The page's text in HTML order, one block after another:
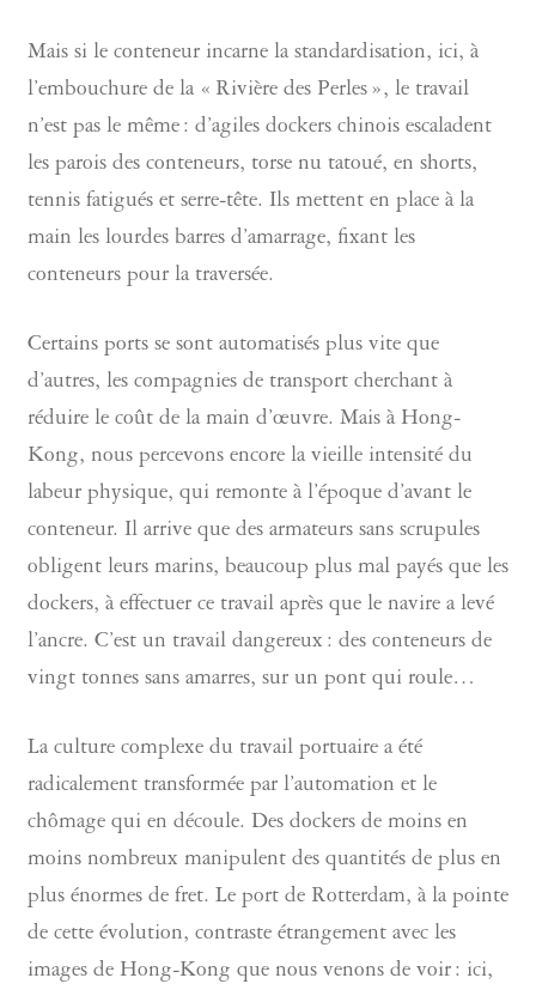
Mais si le conteneur incarne la standardisation, ici, à
l’embouchure de la « Rivière des Perles », le travail
n’est pas le même : d’agiles dockers chinois escaladent
les parois des conteneurs, torse nu tatoué, en shorts,
tennis fatigués et serre-tête. Ils mettent en place à la
main les lourdes barres d’amarrage, fixant les
conteneurs pour la traversée.
Certains ports se sont automatisés plus vite que
d’autres, les compagnies de transport cherchant à
réduire le coût de la main d’œuvre. Mais à Hong-
Kong, nous percevons encore la vieille intensité du
labeur physique, qui remonte à l’époque d’avant le
conteneur. Il arrive que des armateurs sans scrupules
obligent leurs marins, beaucoup plus mal payés que les
dockers, à effectuer ce travail après que le navire a levé
l’ancre. C’est un travail dangereux : des conteneurs de
vingt tonnes sans amarres, sur un pont qui roule…
La culture complexe du travail portuaire a été
radicalement transformée par l’automation et le
chômage qui en découle. Des dockers de moins en
moins nombreux manipulent des quantités de plus en
plus énormes de fret. Le port de Rotterdam, à la pointe
de cette évolution, contraste étrangement avec les
images de Hong-Kong que nous venons de voir : ici,